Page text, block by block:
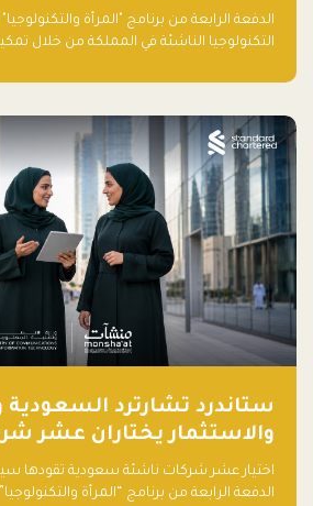
العربية السعودية
الدفعة الرابعة من برنامج "المرأة
التكنولوجيا الناشئة في المملكة من خلال
ستاندرد تشارترد السعودية
والاستثمار يختاران عشر
تقودها سيدات للدفعة
"المرأة والتكنولوجيا"
اختيار عشر شركات ناشئة سعودية تقودها
الدفعة الرابعة من برنامج “المرأة